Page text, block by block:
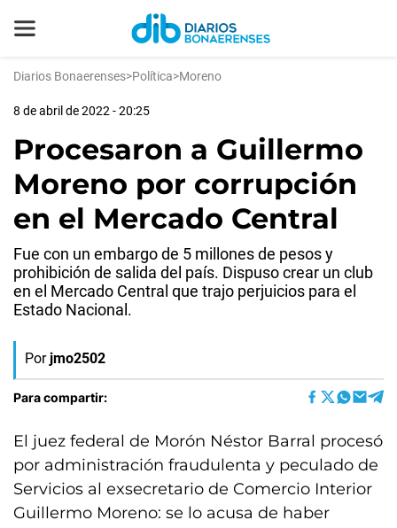
Diarios Bonaerenses>Política>Moreno
8 de abril de 2022 - 20:25
Procesaron a Guillermo
Moreno por corrupción
en el Mercado Central
Fue con un embargo de 5 millones de pesos y
prohibición de salida del país. Dispuso crear un club
en el Mercado Central que trajo perjuicios para el
Estado Nacional.
Por jmo2502
Para compartir:
El juez federal de Morón Néstor Barral procesó
por administración fraudulenta y peculado de
Servicios al exsecretario de Comercio Interior
Guillermo Moreno: se lo acusa de haber